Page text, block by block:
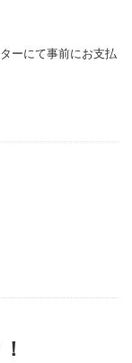
ーにて事前にお支払